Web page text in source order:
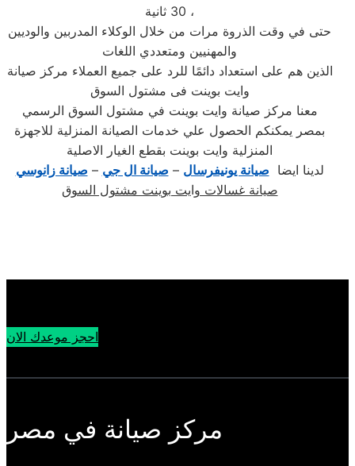
30 ثانية ،
حتى في وقت الذروة مرات من خلال الوكلاء المدربين والوديين
والمهنيين ومتعددي اللغات
الذين هم على استعداد دائمًا للرد على جميع العملاء مركز صيانة
وايت بوينت فى مشتول السوق
معنا مركز صيانة وايت بوينت في مشتول السوق الرسمي
بمصر يمكنكم الحصول علي خدمات الصيانة المنزلية للاجهزة
المنزلية وايت بوينت بقطع الغيار الاصلية
لدينا ايضا صيانة يونيفرسال – صيانة ال جي – صيانة زانوسي
صيانة غسالات وايت بوينت مشتول السوق
احجز موعدك الان
مركز صيانة في مصر